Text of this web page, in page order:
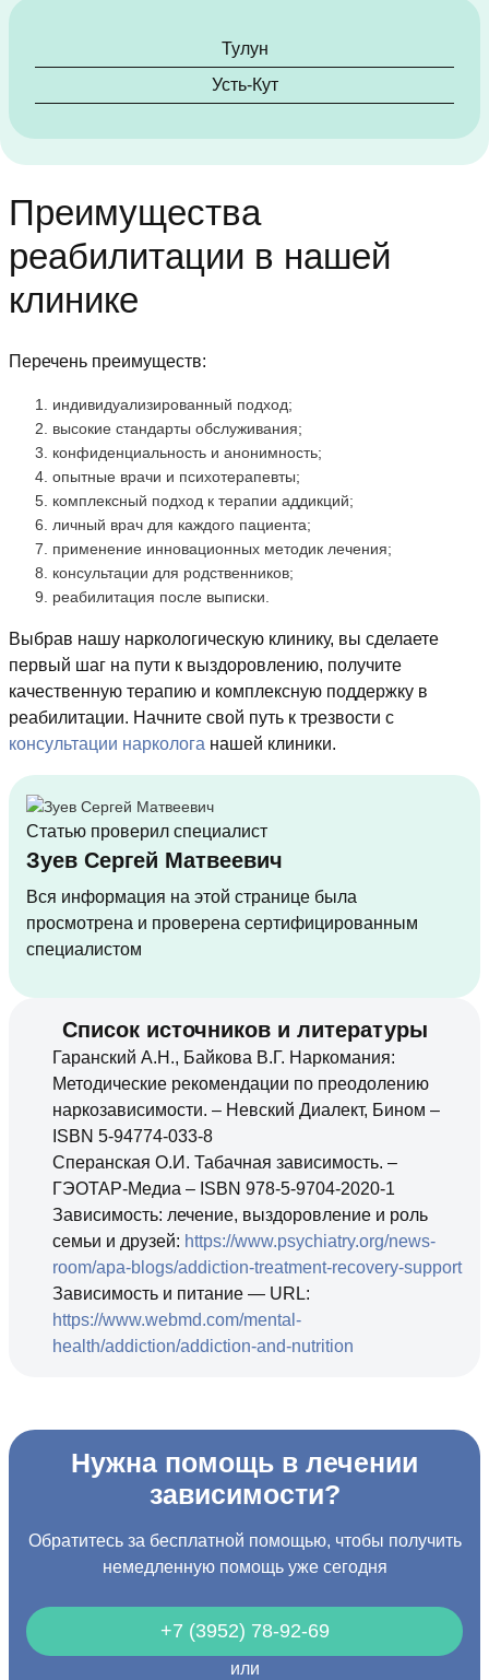
Тулун
Усть-Кут
Преимущества
реабилитации в нашей
клинике
Перечень преимуществ:
индивидуализированный подход;
высокие стандарты обслуживания;
конфиденциальность и анонимность;
опытные врачи и психотерапевты;
комплексный подход к терапии аддикций;
личный врач для каждого пациента;
применение инновационных методик лечения;
консультации для родственников;
реабилитация после выписки.
Выбрав нашу наркологическую клинику, вы сделаете
первый шаг на пути к выздоровлению, получите
качественную терапию и комплексную поддержку в
реабилитации. Начните свой путь к трезвости с
консультации нарколога нашей клиники.
Статью проверил специалист
Зуев Сергей Матвеевич
Вся информация на этой странице была
просмотрена и проверена сертифицированным
специалистом
Список источников и литературы
Гаранский А.Н., Байкова В.Г. Наркомания:
Методические рекомендации по преодолению
наркозависимости. – Невский Диалект, Бином –
ISBN 5-94774-033-8
Сперанская О.И. Табачная зависимость. –
ГЭОТАР-Медиа – ISBN 978-5-9704-2020-1
Зависимость: лечение, выздоровление и роль
семьи и друзей: https://www.psychiatry.org/news-
room/apa-blogs/addiction-treatment-recovery-support
Зависимость и питание — URL:
https://www.webmd.com/mental-
health/addiction/addiction-and-nutrition
Нужна помощь в лечении
зависимости?
Обратитесь за бесплатной помощью, чтобы получить
немедленную помощь уже сегодня
+7 (3952) 78-92-69
или